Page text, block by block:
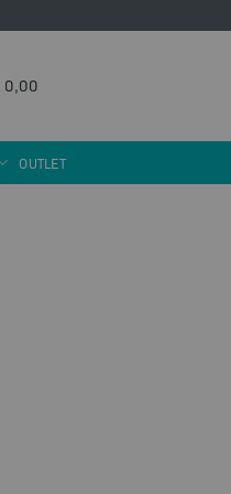
0,00
OUTLET